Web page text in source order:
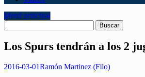
Menú principal
Los Spurs tendrán a los 2
2016-03-01Ramón Martinez (Filo)